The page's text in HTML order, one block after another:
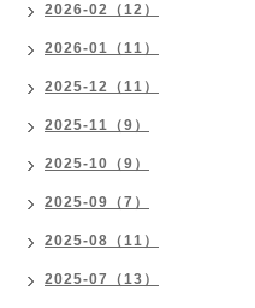
2026-02（12）
2026-01（11）
2025-12（11）
2025-11（9）
2025-10（9）
2025-09（7）
2025-08（11）
2025-07（13）